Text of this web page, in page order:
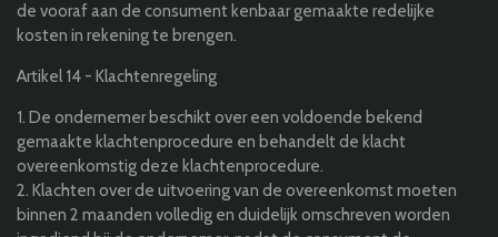
de vooraf aan de consument kenbaar gemaakte redelijke
kosten in rekening te brengen.
Artikel 14 - Klachtenregeling
1. De ondernemer beschikt over een voldoende bekend
gemaakte klachtenprocedure en behandelt de klacht
overeenkomstig deze klachtenprocedure.
2. Klachten over de uitvoering van de overeenkomst moeten
binnen 2 maanden volledig en duidelijk omschreven worden